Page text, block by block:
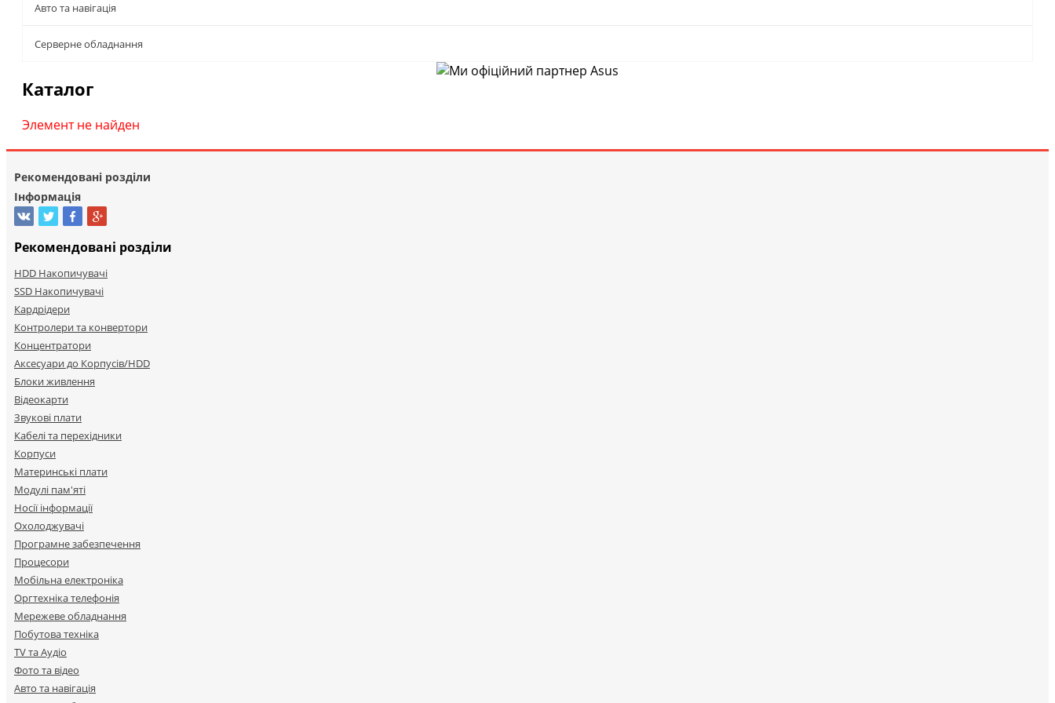
Авто та навігація
Серверне обладнання
Каталог
Элемент не найден
Рекомендовані розділи
Інформація
Рекомендовані розділи
HDD Накопичувачі
SSD Накопичувачі
Кардрідери
Контролери та конвертори
Концентратори
Аксесуари до Корпусів/HDD
Блоки живлення
Відеокарти
Звукові плати
Кабелі та перехідники
Корпуси
Материнські плати
Модулі пам'яті
Носії інформації
Охолоджувачі
Програмне забезпечення
Процесори
Мобільна електроніка
Оргтехніка телефонія
Мережеве обладнання
Побутова техніка
TV та Аудіо
Фото та відео
Авто та навігація